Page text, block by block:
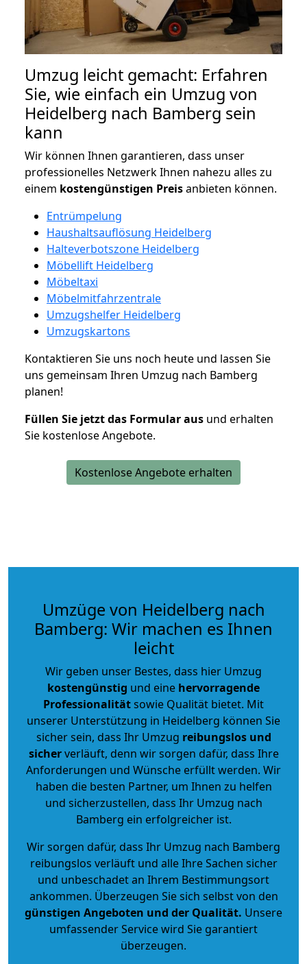
Umzug leicht gemacht: Erfahren
Sie, wie einfach ein Umzug von
Heidelberg nach Bamberg sein
kann
Wir können Ihnen garantieren, dass unser
professionelles Netzwerk Ihnen nahezu alles zu
einem kostengünstigen Preisanbieten können.
Entrümpelung
Haushaltsauflösung Heidelberg
Halteverbotszone Heidelberg
Möbellift Heidelberg
Möbeltaxi
Möbelmitfahrzentrale
Umzugshelfer Heidelberg
Umzugskartons
Kontaktieren Sie uns noch heute und lassen Sie
uns gemeinsam Ihren Umzug nach Bamberg
planen!
Füllen Sie jetzt das Formular aus und erhalten
Sie kostenlose Angebote.
Kostenlose Angebote erhalten
Umzüge von Heidelberg nach
Bamberg: Wir machen es Ihnen
leicht
Wir geben unser Bestes, dass hier Umzug
kostengünstig und eine hervorragende
Professionalitätsowie Qualität bietet. Mit
unserer Unterstützung in Heidelberg können Sie
sicher sein, dass Ihr Umzug reibungslos und
sicherverläuft, denn wir sorgen dafür, dass Ihre
Anforderungen und Wünsche erfüllt werden. Wir
haben die besten Partner, um Ihnen zu helfen
und sicherzustellen, dass Ihr Umzug nach
Bamberg ein erfolgreicher ist.
Wir sorgen dafür, dass Ihr Umzug nach Bamberg
reibungslos verläuft und alle Ihre Sachen sicher
und unbeschadet an Ihrem Bestimmungsort
ankommen. Überzeugen Sie sich selbst von den
günstigen Angeboten und der Qualität. Unsere
umfassender Service wird Sie garantiert
überzeugen.